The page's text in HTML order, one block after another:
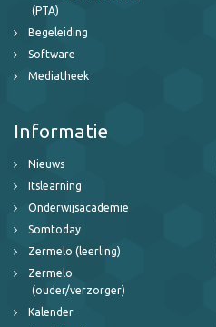
(PTA)
Begeleiding
Software
Mediatheek
Informatie
Nieuws
Itslearning
Onderwijsacademie
Somtoday
Zermelo (leerling)
Zermelo
(ouder/verzorger)
Kalender